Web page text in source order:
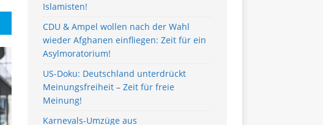
Islamisten!
CDU & Ampel wollen nach der Wahl
wieder Afghanen einfliegen: Zeit für ein
Asylmoratorium!
US-Doku: Deutschland unterdrückt
Meinungsfreiheit – Zeit für freie
Meinung!
Karnevals-Umzüge aus